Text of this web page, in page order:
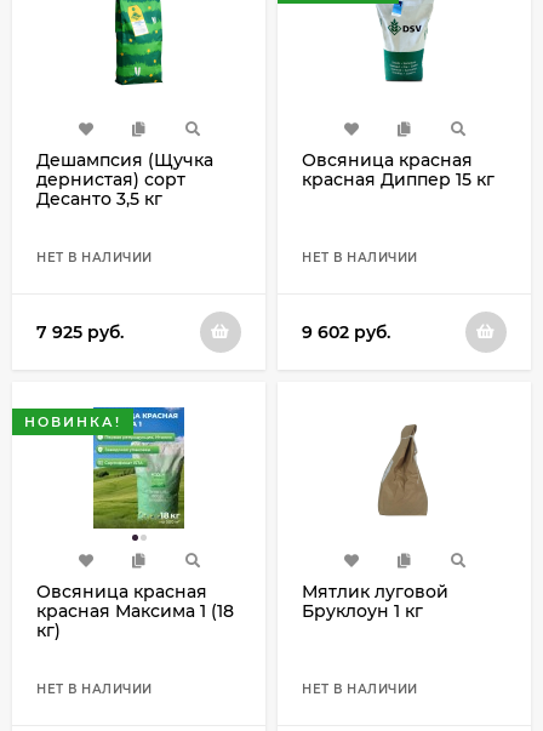
Дешампсия (Щучка
дернистая) сорт
Десанто 3,5 кг
НЕТ В НАЛИЧИИ
7 925 руб.
Овсяница красная
красная Диппер 15 кг
НЕТ В НАЛИЧИИ
9 602 руб.
НОВИНКА!
Овсяница красная
красная Максима 1 (18
кг)
НЕТ В НАЛИЧИИ
Мятлик луговой
Бруклоун 1 кг
НЕТ В НАЛИЧИИ